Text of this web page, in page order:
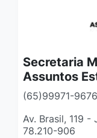
Secretaria
Assuntos
(65)99971-9676
Av. Brasil, 119 -
78.210-906